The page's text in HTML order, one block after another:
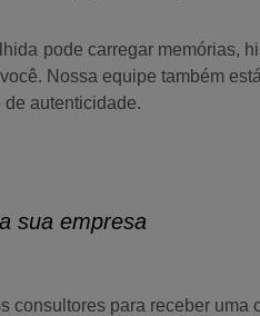
pode carregar memórias,
Nossa equipe também
autenticidade.
sua empresa
consultores para receber